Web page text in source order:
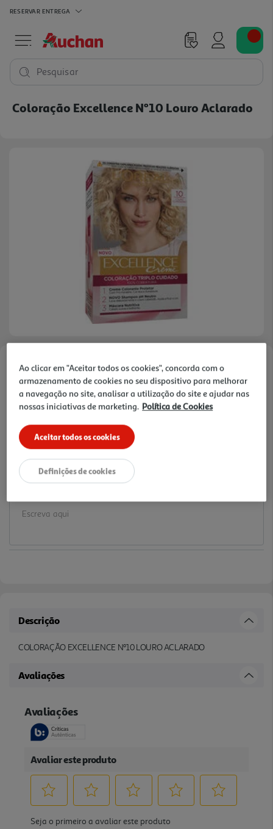
RESERVAR ENTREGA
Pesquisar
Coloração Excellence Nº10 Louro Aclarado
Faça a sua avaliação
Ref. / EAN:5601036205725
8.99 €/un
8,99 €
Descrição
COLORAÇÃO EXCELLENCE Nº10 LOURO ACLARADO
Avaliações
Ao clicar em "Aceitar todos os cookies", concorda com o
armazenamento de cookies no seu dispositivo para melhorar
a navegação no site, analisar a utilização do site e ajudar nas
nossas iniciativas de marketing. Política de Cookies
Aceitar todos os cookies
Definições de cookies